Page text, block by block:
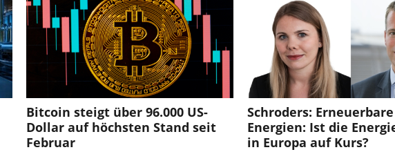
Bitcoin steigt über 96.000 US-
Dollar auf höchsten Stand seit
Februar
Schroders: Erneuerbare
Energien: Ist die
in Europa auf Kurs?